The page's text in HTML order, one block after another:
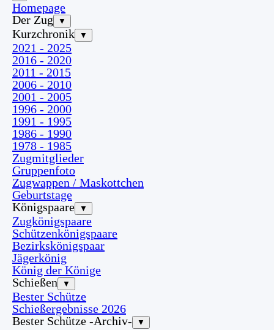
Homepage
Der Zug
▼
Kurzchronik ▼
2021 - 2025
2016 - 2020
2011 - 2015
2006 - 2010
2001 - 2005
1996 - 2000
1991 - 1995
1986 - 1990
1978 - 1985
Zugmitglieder
Gruppenfoto
Zugwappen / Maskottchen
Geburtstage
Königspaare
▼
Zugkönigspaare
Schützenkönigspaare
Bezirkskönigspaar
Jägerkönig
König der Könige
Schießen
▼
Bester Schütze
Schießergebnisse 2026
Bester Schütze -Archiv-
▼